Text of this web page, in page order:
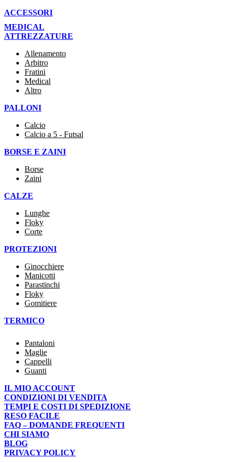
ACCESSORI
MEDICAL
ATTREZZATURE
Allenamento
Arbitro
Fratini
Medical
Altro
PALLONI
Calcio
Calcio a 5 - Futsal
BORSE E ZAINI
Borse
Zaini
CALZE
Lunghe
Floky
Corte
PROTEZIONI
Ginocchiere
Manicotti
Parastinchi
Floky
Gomitiere
TERMICO
Pantaloni
Maglie
Cappelli
Guanti
IL MIO ACCOUNT
CONDIZIONI DI VENDITA
TEMPI E COSTI DI SPEDIZIONE
RESO FACILE
FAQ – DOMANDE FREQUENTI
CHI SIAMO
BLOG
PRIVACY POLICY